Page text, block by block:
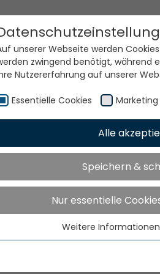
unserer Webseite werden
zwingend benötigt, während
Nutzererfahrung auf unserer
Essentielle Cookies Marketing
Alle
Speichern &
Nur essentielle
Essentielle Cookies
Essentielle Cookies werden für
Webseite benötigt. Dadurch ist
Weitere